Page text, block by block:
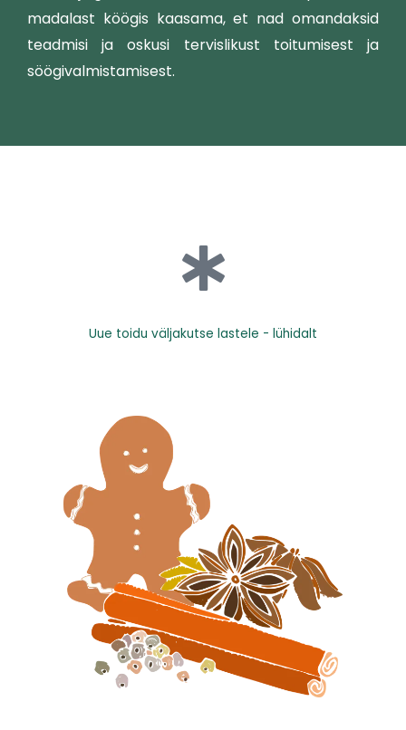
madalast köögis kaasama, et nad omandaksid
teadmisi ja oskusi tervislikust toitumisest ja
söögivalmistamisest.
Uue toidu väljakutse lastele - lühidalt